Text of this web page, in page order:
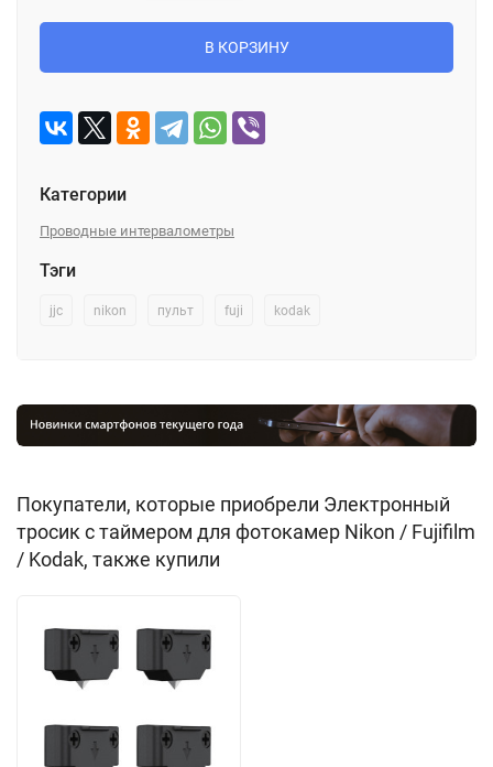
В КОРЗИНУ
Категории
Проводные интервалометры
Тэги
jjc nikon пульт fuji kodak
Покупатели, которые приобрели Электронный
тросик с таймером для фотокамер Nikon / Fujifilm
/ Kodak, также купили